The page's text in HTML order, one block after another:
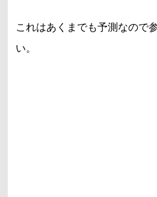
これはあくまでも予測なので
い。